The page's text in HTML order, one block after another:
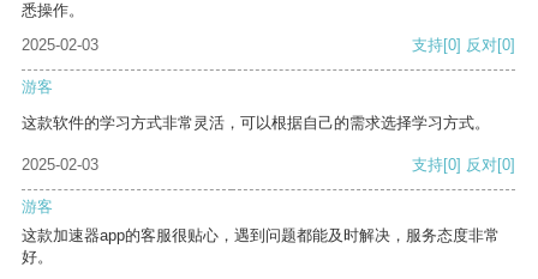
悉操作。
2025-02-03
支持[0] 反对[0]
游客
这款软件的学习方式非常灵活，可以根据自己的需求选择学习方式。
2025-02-03 支持[0] 反对[0]
游客
这款加速器app的客服很贴心，遇到问题都能及时解决，服务态度非常
好。